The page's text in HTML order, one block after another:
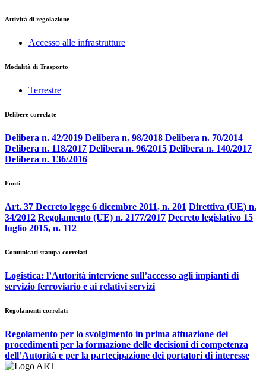
Attività di regolazione
Accesso alle infrastrutture
Modalità di Trasporto
Terrestre
Delibere correlate
Delibera n. 42/2019 Delibera n. 98/2018 Delibera n. 70/2014
Delibera n. 118/2017 Delibera n. 96/2015 Delibera n. 140/2017
Delibera n. 136/2016
Fonti
Art. 37 Decreto legge 6 dicembre 2011, n. 201 Direttiva (UE) n.
34/2012 Regolamento (UE) n. 2177/2017 Decreto legislativo 15
luglio 2015, n. 112
Comunicati stampa correlati
Logistica: l’Autorità interviene sull’accesso agli impianti di
servizio ferroviario e ai relativi servizi
Regolamenti correlati
Regolamento per lo svolgimento in prima attuazione dei
procedimenti per la formazione delle decisioni di competenza
dell’Autorità e per la partecipazione dei portatori di interesse